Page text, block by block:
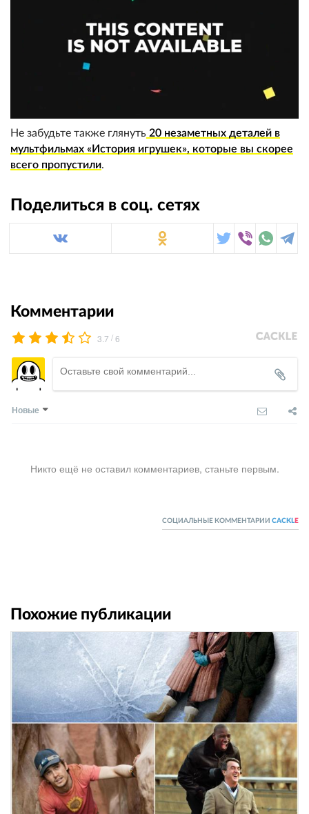
Не забудьте также глянуть 20 незаметных деталей в
мультфильмах «История игрушек», которые вы скорее
всего пропустили.
Поделиться в соц. сетях
Комментарии
3.7 /6
Новые
Никто ещё не оставил комментариев, станьте первым.
СОЦИАЛЬНЫЕ КОММЕНТАРИИ CACKL E
Похожие публикации